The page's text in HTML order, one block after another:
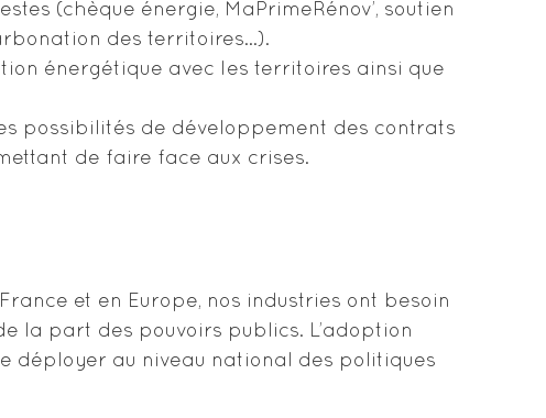
(chèque énergie, MaPrimeRénov’, soutien
des territoires…).
énergétique avec les territoires ainsi que
possibilités de développement des contrats
de faire face aux crises.
et en Europe, nos industries ont besoin
la part des pouvoirs publics. L’adoption
déployer au niveau national des politiques